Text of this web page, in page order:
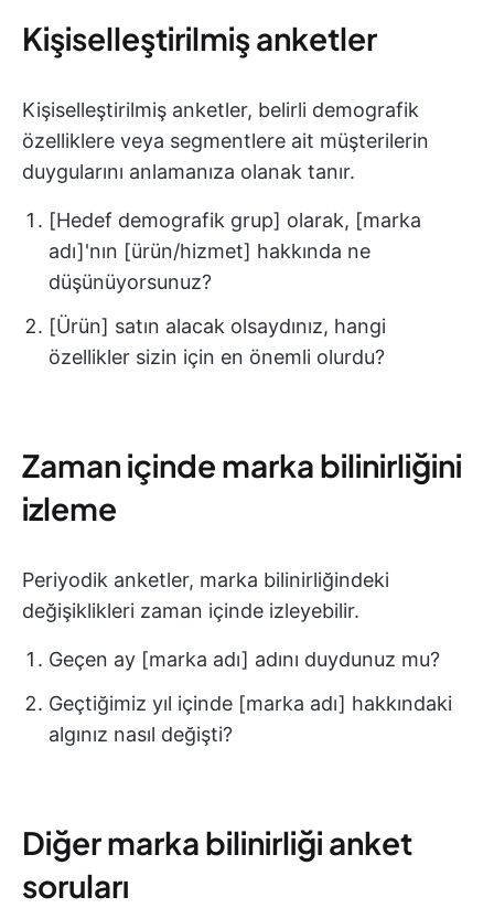
Kişiselleştirilmiş anketler
Kişiselleştirilmiş anketler, belirli demografik
özelliklere veya segmentlere ait müşterilerin
duygularını anlamanıza olanak tanır.
[Hedef demografik grup] olarak, [marka
adı]'nın [ürün/hizmet] hakkında ne
düşünüyorsunuz?
[Ürün] satın alacak olsaydınız, hangi
özellikler sizin için en önemli olurdu?
Zaman içinde marka bilinirliğini
izleme
Periyodik anketler, marka bilinirliğindeki
değişiklikleri zaman içinde izleyebilir.
Geçen ay [marka adı] adını duydunuz mu?
Geçtiğimiz yıl içinde [marka adı] hakkındaki
algınız nasıl değişti?
Diğer marka bilinirliği anket
soruları